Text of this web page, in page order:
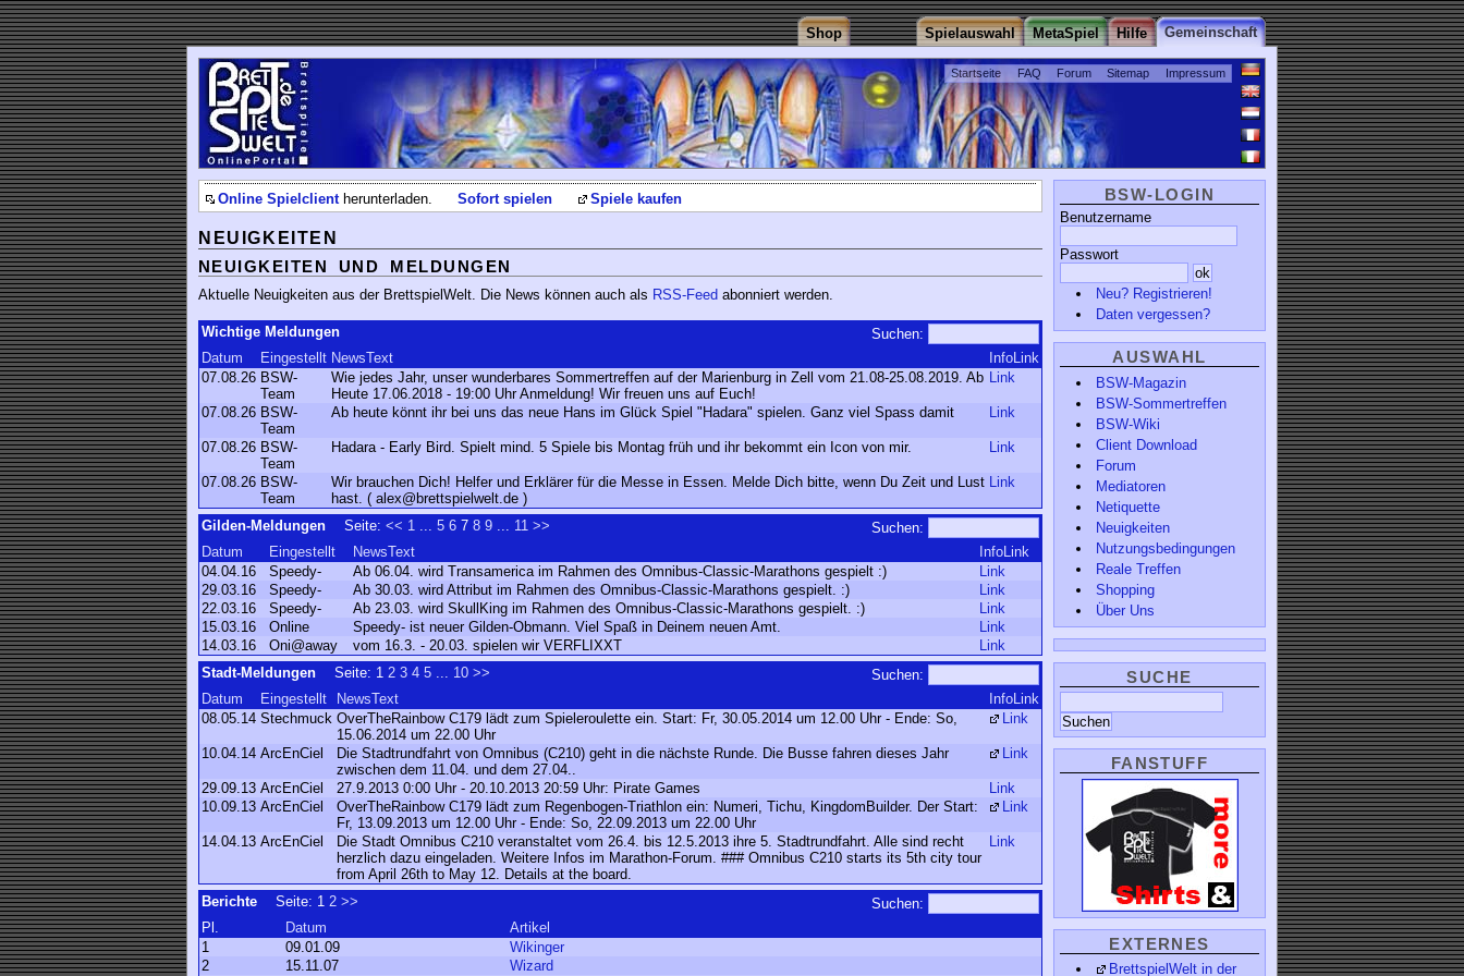
Startseite FAQ Forum Sitemap Impressum
Gemeinschaft
Hilfe
MetaSpiel
Spielauswahl
Shop
BSW-LOGIN
Benutzername
Passwort
Neu? Registrieren!
Daten vergessen?
AUSWAHL
BSW-Magazin
BSW-Sommertreffen
BSW-Wiki
Client Download
Forum
Mediatoren
Netiquette
Neuigkeiten
Nutzungsbedingungen
Reale Treffen
Shopping
Über Uns
SUCHE
FANSTUFF
EXTERNES
BrettspielWelt in der
Online Spielclientherunterladen. Sofort spielen Spiele kaufen
NEUIGKEITEN
NEUIGKEITEN UND MELDUNGEN
Aktuelle Neuigkeiten aus der BrettspielWelt. Die News können auch als RSS-Feed abonniert werden.
Suchen:
Wichtige Meldungen
Datum
Eingestellt NewsText
InfoLink
07.08.26 BSW-
Team
Wie jedes Jahr, unser wunderbares Sommertreffen auf der Marienburg in Zell vom 21.08-25.08.2019. Ab
Heute 17.06.2018 - 19:00 Uhr Anmeldung! Wir freuen uns auf Euch!
Link
07.08.26 BSW-
Team
Ab heute könnt ihr bei uns das neue Hans im Glück Spiel "Hadara" spielen. Ganz viel Spass damit Link
07.08.26 BSW-
Team
Hadara - Early Bird. Spielt mind. 5 Spiele bis Montag früh und ihr bekommt ein Icon von mir. Link
07.08.26 BSW-
Team
Wir brauchen Dich! Helfer und Erklärer für die Messe in Essen. Melde Dich bitte, wenn Du Zeit und Lust
hast. ( alex@brettspielwelt.de )
Link
Suchen:
Gilden-Meldungen Seite:<< 1 ...5 6 78 9 11 >>
Datum
Eingestellt NewsText
InfoLink
04.04.16
Speedy- Ab 06.04. wird Transamerica im Rahmen des Omnibus-Classic-Marathons gespielt :)
Link
29.03.16
Speedy- Ab 30.03. wird Attribut im Rahmen des Omnibus-Classic-Marathons gespielt. :)
Link
22.03.16
Speedy- Ab 23.03. wird SkullKing im Rahmen des Omnibus-Classic-Marathons gespielt. :)
Link
15.03.16
Online Speedy- ist neuer Gilden-Obmann. Viel Spaß in Deinem neuen Amt.
Link
14.03.16
Oni@away vom 16.3. - 20.03. spielen wir VERFLIXXT
Link
Suchen:
Stadt-Meldungen Seite: 1 2 3 4 5 10 >>
Datum
Eingestellt NewsText
InfoLink
08.05.14 Stechmuck OverTheRainbow C179 lädt zum Spieleroulette ein. Start: Fr, 30.05.2014 um 12.00 Uhr - Ende: So,
15.06.2014 um 22.00 Uhr
Link
10.04.14 ArcEnCiel
Die Stadtrundfahrt von Omnibus (C210) geht in die nächste Runde. Die Busse fahren dieses Jahr
zwischen dem 11.04. und dem 27.04..
Link
29.09.13 ArcEnCiel 27.9.2013 0:00 Uhr - 20.10.2013 20:59 Uhr: Pirate Games
Link
10.09.13 ArcEnCiel
OverTheRainbow C179 lädt zum Regenbogen-Triathlon ein: Numeri, Tichu, KingdomBuilder. Der Start:
Fr, 13.09.2013 um 12.00 Uhr - Ende: So, 22.09.2013 um 22.00 Uhr
Link
14.04.13 ArcEnCiel
Die Stadt Omnibus C210 veranstaltet vom 26.4. bis 12.5.2013 ihre 5. Stadtrundfahrt. Alle sind recht
herzlich dazu eingeladen. Weitere Infos im Marathon-Forum. ### Omnibus C210 starts its 5th city tour
from April 26th to May 12. Details at the board.
Link
Suchen:
Berichte Seite: 1 2 >>
Pl.
Datum
Artikel
1
09.01.09
Wikinger
2
15.11.07
Wizard